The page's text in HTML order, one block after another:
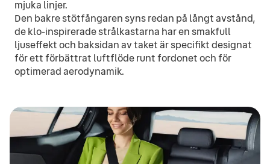
mjuka linjer.
Den bakre stötfångaren syns redan på långt avstånd,
de klo-inspirerade strålkastarna har en smakfull
ljuseffekt och baksidan av taket är specifikt designat
för ett förbättrat luftflöde runt fordonet och för
optimerad aerodynamik.